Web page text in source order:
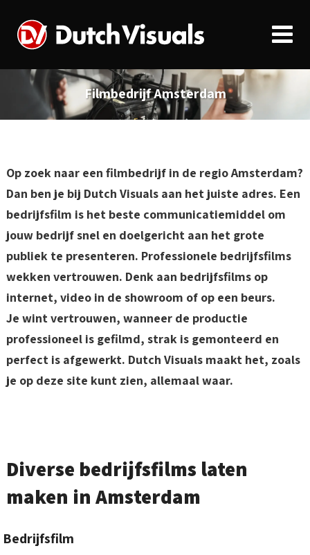
Filmbedrijf Amsterdam
Op zoek naar een filmbedrijf in de regio Amsterdam?
Dan ben je bij Dutch Visuals aan het juiste adres. Een
bedrijfsfilm is het beste communicatiemiddel om
jouw bedrijf snel en doelgericht aan het grote
publiek te presenteren. Professionele bedrijfsfilms
wekken vertrouwen. Denk aan bedrijfsfilms op
internet, video in de showroom of op een beurs.
Je wint vertrouwen, wanneer de productie
professioneel is gefilmd, strak is gemonteerd en
perfect is afgewerkt. Dutch Visuals maakt het, zoals
je op deze site kunt zien, allemaal waar.
Diverse bedrijfsfilms laten
maken in Amsterdam
Bedrijfsfilm